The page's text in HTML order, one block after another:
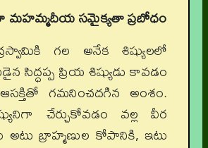
మహమ్మదీయ సమైక్యతా ప్రబోధం
గల అనేక శిష్యులలో
సిద్ధప్ప ప్రియ శిష్యుడు కావడం
ఆసక్తితో గమనించదగిన అంశం.
చేర్చుకోవడం వల్ల వీర
అటు బ్రాహ్మణుల కోపానికి, ఇటు